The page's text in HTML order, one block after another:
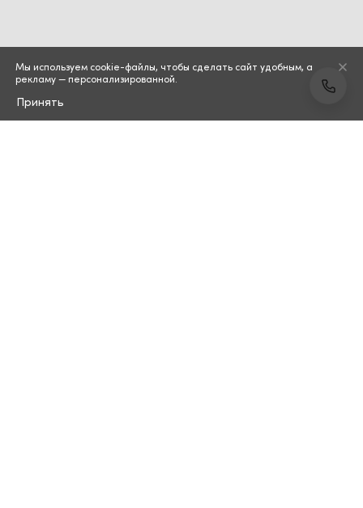
Мы используем cookie-файлы, чтобы сделать сайт удобным, а
рекламу — персонализированной.
Принять